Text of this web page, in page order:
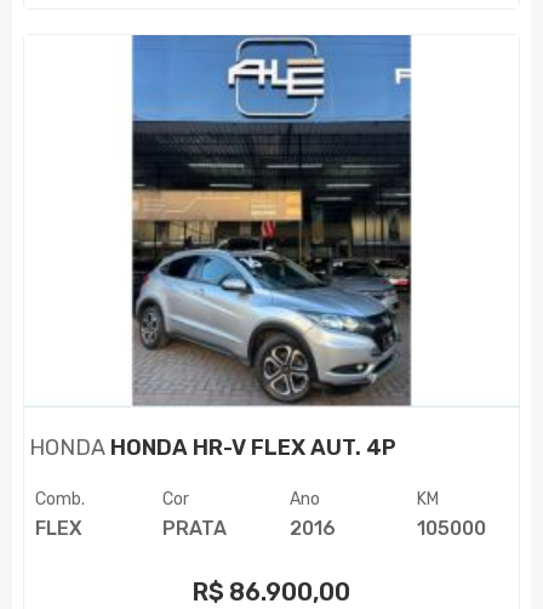
HONDA HONDA HR-V FLEX AUT. 4P
Comb.
FLEX
Cor
PRATA
Ano
2016
KM
105000
R$ 86.900,00